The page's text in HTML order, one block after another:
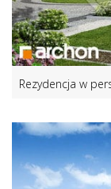
Rezydencja w